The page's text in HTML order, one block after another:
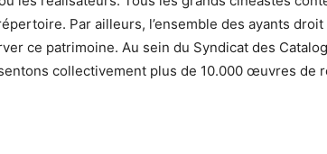
Par ailleurs, l’ensemble des ayants
ce patrimoine. Au sein du Syndicat des
collectivement plus de 10.000 œuvres de